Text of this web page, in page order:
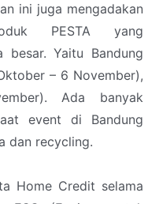
ini juga mengadakan
PESTA yang
Yaitu Bandung
– 6 November),
Ada banyak
event di Bandung
dan recycling.
Home Credit selama